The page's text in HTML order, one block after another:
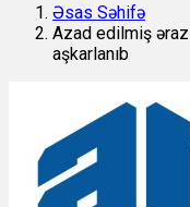
Əsas Səhifə
Azad edilmiş
aşkarlanıb